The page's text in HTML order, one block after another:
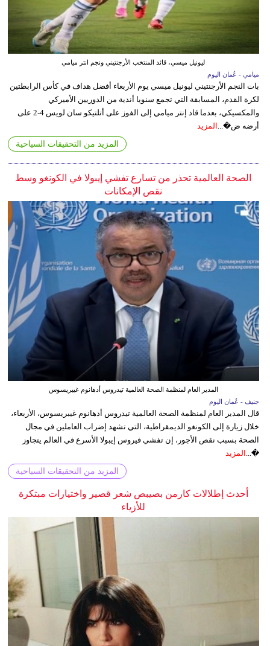
ليونيل ميسي، قائد المنتخب الأرجنتيني ونجم انتر ميامي
ميامي - عُمان اليوم
بات النجم الأرجنتيني ليونيل ميسي يوم الأربعاء أفضل هداف في كأس الرابطتين
لكرة القدم، المسابقة التي تجمع سنويا أندية من الدوريين الأميركي
والمكسيكي، بعدما قاد إنتر ميامي إلى الفوز على أتلتيكو سان لويس 4-2 على
أرضه ض�...
المزيد
المزيد من التحقيقات السياحية
الصحة العالمية تحذر من تسارع تفشي إيبولا في الكونغو وسط
نقص الإمكانات
المدير العام لمنظمة الصحة العالمية تيدروس أدهانوم غيبريسوس
جنيف - عُمان اليوم
قال المدير العام لمنظمة الصحة العالمية تيدروس أدهانوم غيبريسوس، الأربعاء،
خلال زيارة إلى الكونغو الديمقراطية، التي تشهد إضراب العاملين في مجال
الصحة بسبب نقص الأجور، إن تفشي فيروس إيبولا الأسرع في العالم يتجاوز
�... المزيد
المزيد من التحقيقات السياحية
أحدث إطلالات كارمن بصيبص شعر قصير واختيارات مبتكرة
للأزياء